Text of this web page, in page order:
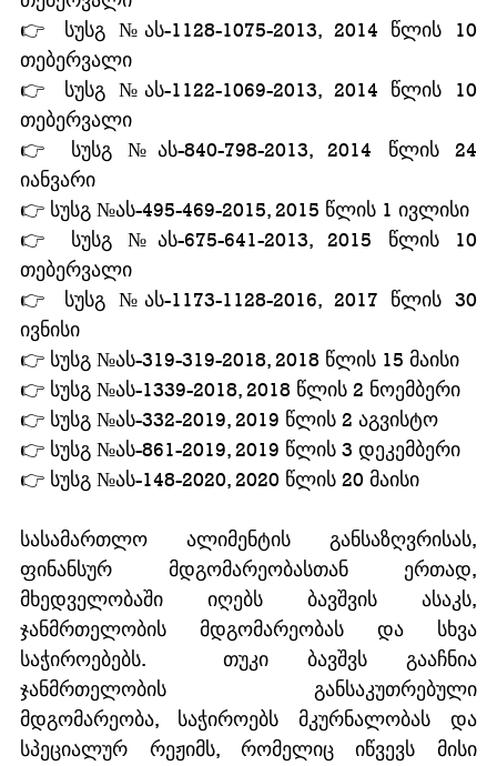
👉 სუსგ №ას-1128-1075-2013, 2014 წლის 10
თებერვალი
👉 სუსგ №ას-1122-1069-2013, 2014 წლის 10
თებერვალი
👉 სუსგ №ას-840-798-2013, 2014 წლის 24
იანვარი
👉 სუსგ №ას-495-469-2015, 2015 წლის 1 ივლისი
👉 სუსგ №ას-675-641-2013, 2015 წლის 10
თებერვალი
👉 სუსგ №ას-1173-1128-2016, 2017 წლის 30
ივნისი
👉 სუსგ №ას-319-319-2018, 2018 წლის 15 მაისი
👉 სუსგ №ას-1339-2018, 2018 წლის 2 ნოემბერი
👉 სუსგ №ას-332-2019, 2019 წლის 2 აგვისტო
👉 სუსგ №ას-861-2019, 2019 წლის 3 დეკემბერი
👉 სუსგ №ას-148-2020, 2020 წლის 20 მაისი
სასამართლო ალიმენტის განსაზღვრისას,
ფინანსურ მდგომარეობასთან ერთად,
მხედველობაში იღებს ბავშვის ასაკს,
ჯანმრთელობის მდგომარეობას და სხვა
საჭიროებებს.  თუკი ბავშვს გააჩნია
ჯანმრთელობის განსაკუთრებული
მდგომარეობა, საჭიროებს მკურნალობას და
სპეციალურ რეჟიმს, რომელიც იწვევს მისი